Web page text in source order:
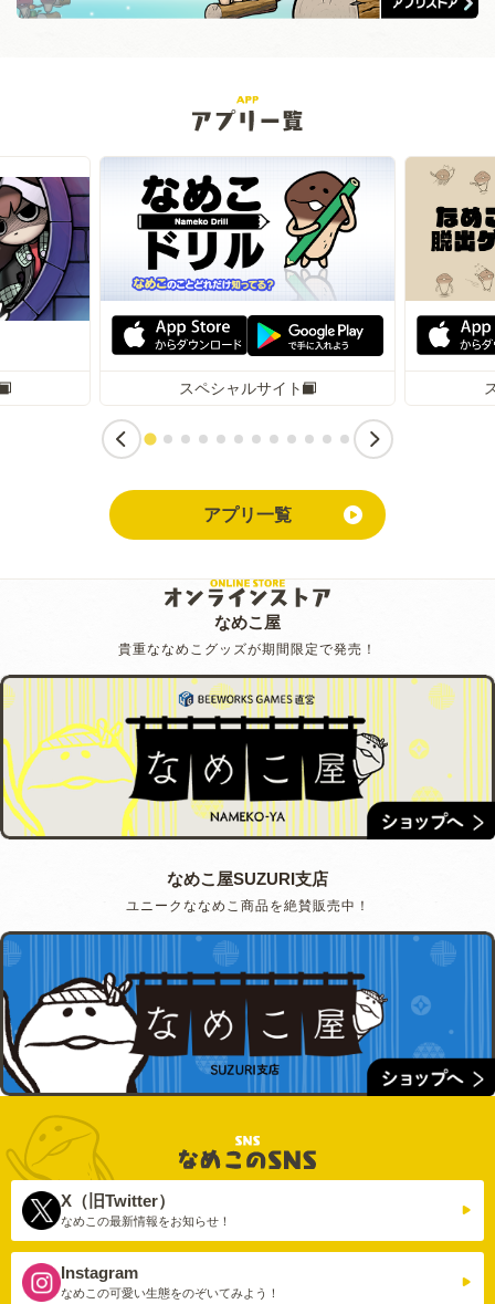
スペシャルサイト
アプリ一覧
なめこ屋
貴重ななめこグッズが期間限定で発売！
なめこ屋SUZURI支店
ユニークななめこ商品を絶賛販売中！
X（旧Twitter）
なめこの最新情報をお知らせ！
Instagram
なめこの可愛い生態をのぞいてみよう！